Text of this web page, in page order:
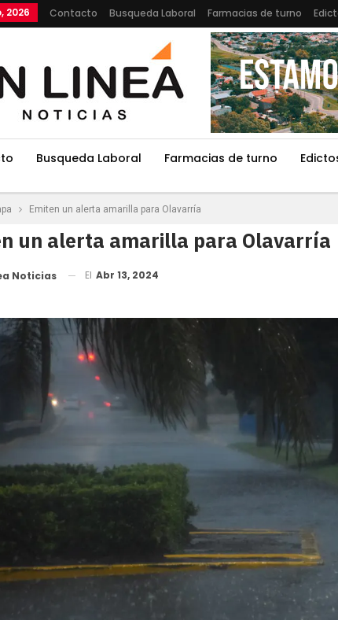
2026 Contacto Busqueda Laboral Farmacias de turno
Busqueda Laboral Farmacias de turno
Emiten un alerta amarilla para Olavarría
un alerta amarilla para Olavarría
Noticias El Abr 13, 2024